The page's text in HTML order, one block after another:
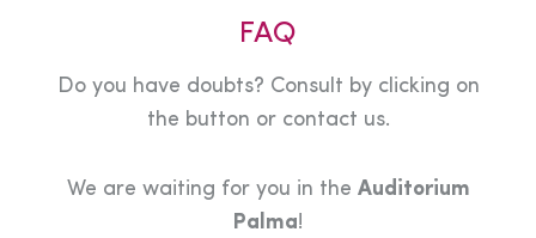
FAQ
Do you have doubts? Consult by clicking on
the button or contact us.
We are waiting for you in the Auditorium
Palma!